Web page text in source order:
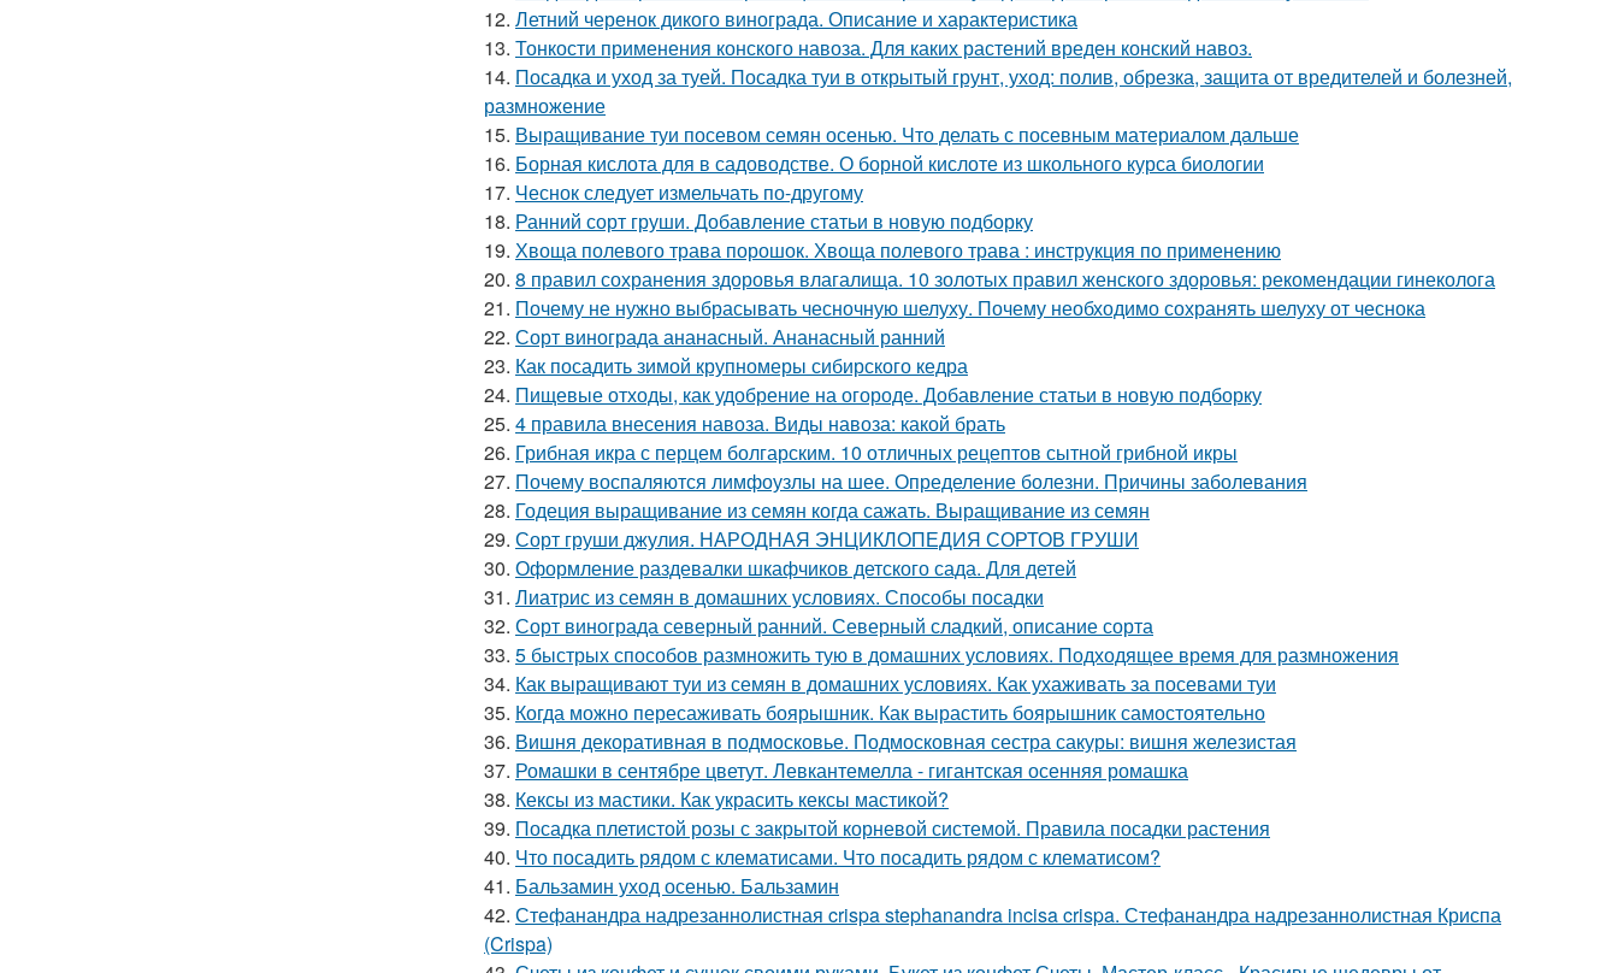
12. Летний черенок дикого винограда. Описание и характеристика
13. Тонкости применения конского навоза. Для каких растений вреден конский навоз.
14. Посадка и уход за туей. Посадка туи в открытый грунт, уход: полив, обрезка, защита от вредителей и болезней,
размножение
15. Выращивание туи посевом семян осенью. Что делать с посевным материалом дальше
16. Борная кислота для в садоводстве. О борной кислоте из школьного курса биологии
17. Чеснок следует измельчать по-другому
18. Ранний сорт груши. Добавление статьи в новую подборку
19. Хвоща полевого трава порошок. Хвоща полевого трава : инструкция по применению
20. 8 правил сохранения здоровья влагалища. 10 золотых правил женского здоровья: рекомендации гинеколога
21. Почему не нужно выбрасывать чесночную шелуху. Почему необходимо сохранять шелуху от чеснока
22. Сорт винограда ананасный. Ананасный ранний
23. Как посадить зимой крупномеры сибирского кедра
24. Пищевые отходы, как удобрение на огороде. Добавление статьи в новую подборку
25. 4 правила внесения навоза. Виды навоза: какой брать
26. Грибная икра с перцем болгарским. 10 отличных рецептов сытной грибной икры
27. Почему воспаляются лимфоузлы на шее. Определение болезни. Причины заболевания
28. Годеция выращивание из семян когда сажать. Выращивание из семян
29. Сорт груши джулия. НАРОДНАЯ ЭНЦИКЛОПЕДИЯ СОРТОВ ГРУШИ
30. Оформление раздевалки шкафчиков детского сада. Для детей
31. Лиатрис из семян в домашних условиях. Способы посадки
32. Сорт винограда северный ранний. Северный сладкий, описание сорта
33. 5 быстрых способов размножить тую в домашних условиях. Подходящее время для размножения
34. Как выращивают туи из семян в домашних условиях. Как ухаживать за посевами туи
35. Когда можно пересаживать боярышник. Как вырастить боярышник самостоятельно
36. Вишня декоративная в подмосковье. Подмосковная сестра сакуры: вишня железистая
37. Ромашки в сентябре цветут. Левкантемелла - гигантская осенняя ромашка
38. Кексы из мастики. Как украсить кексы мастикой?
39. Посадка плетистой розы с закрытой корневой системой. Правила посадки растения
40. Что посадить рядом с клематисами. Что посадить рядом с клематисом?
41. Бальзамин уход осенью. Бальзамин
42. Стефанандра надрезаннолистная crispa stephanandra incisa crispa. Стефанандра надрезаннолистная Криспа
(Crispa)